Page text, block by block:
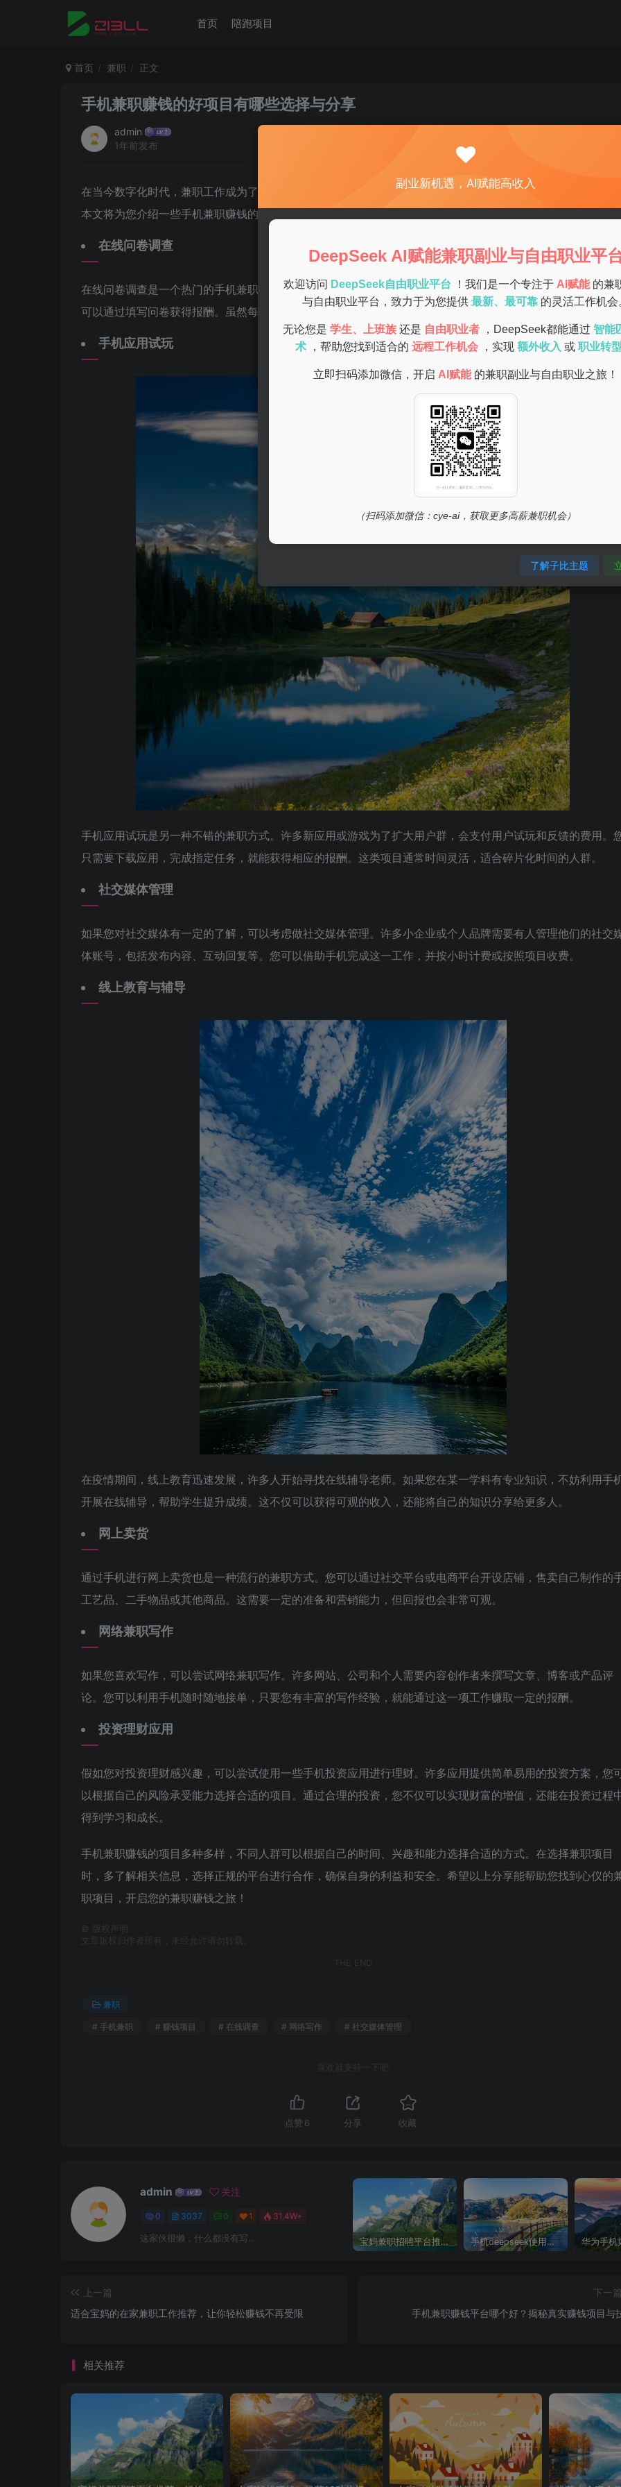
首页 陪跑项目
首页 兼职 正文
手机兼职赚钱的好项目有哪些选择与分享
admin
1年前发布
在当今数字化时代，兼职工作成为了许多人的选择之一。尤其是手机兼职，不仅方便而且灵活，适合不同人群
本文将为您介绍一些手机兼职赚钱的好项目，希望能帮助您找到合适的副业。
在线问卷调查
在线问卷调查是一个热门的手机兼职项目。许多公司希望通过调研了解消费者的偏好，从而改进产品或服务。
可以通过填写问卷获得报酬。虽然每份问卷的收益不高，但积少成多，长期坚持还是能够赚到一笔额外的收入
手机应用试玩
手机应用试玩是另一种不错的兼职方式。许多新应用或游戏为了扩大用户群，会支付用户试玩和反馈的费用。
只需要下载应用，完成指定任务，就能获得相应的报酬。这类项目通常时间灵活，适合碎片化时间的人群。
社交媒体管理
如果您对社交媒体有一定的了解，可以考虑做社交媒体管理。许多小企业或个人品牌需要有人管理他们的社交
体账号，包括发布内容、互动回复等。您可以借助手机完成这一工作，并按小时计费或按照项目收费。
线上教育与辅导
在疫情期间，线上教育迅速发展，许多人开始寻找在线辅导老师。如果您在某一学科有专业知识，不妨利用手
开展在线辅导，帮助学生提升成绩。这不仅可以获得可观的收入，还能将自己的知识分享给更多人。
网上卖货
通过手机进行网上卖货也是一种流行的兼职方式。您可以通过社交平台或电商平台开设店铺，售卖自己制作的
工艺品、二手物品或其他商品。这需要一定的准备和营销能力，但回报也会非常可观。
网络兼职写作
如果您喜欢写作，可以尝试网络兼职写作。许多网站、公司和个人需要内容创作者来撰写文章、博客或产品评
论。您可以利用手机随时随地接单，只要您有丰富的写作经验，就能通过这一项工作赚取一定的报酬。
投资理财应用
假如您对投资理财感兴趣，可以尝试使用一些手机投资应用进行理财。许多应用提供简单易用的投资方案，您
以根据自己的风险承受能力选择合适的项目。通过合理的投资，您不仅可以实现财富的增值，还能在投资过程
得到学习和成长。
手机兼职赚钱的项目多种多样，不同人群可以根据自己的时间、兴趣和能力选择合适的方式。在选择兼职项目
时，多了解相关信息，选择正规的平台进行合作，确保自身的利益和安全。希望以上分享能帮助您找到心仪的
职项目，开启您的兼职赚钱之旅！
©
版权声明
文章版权归作者所有，未经允许请勿转载。
THE END
兼职
# 手机兼职 # 赚钱项目 # 在线调查 # 网络写作 # 社交媒体管理
喜欢就支持一下吧
点赞 6 分享 收藏
admin 关注
0 3037 0 1 31.4W+
这家伙很懒，什么都没有写... 宝妈兼职招聘平台推荐，轻松找到理想工作！ 手机deepseek使用全攻略，轻松实现画图与炒股功能
上一篇
适合宝妈的在家兼职工作推荐，让你轻松赚钱不再受限
下一
手机兼职赚钱平台哪个好？揭秘真实赚钱项目与
相关推荐
副业新机遇，AI赋能高收入
DeepSeek AI赋能兼职副业与自由职业平
欢迎访问 DeepSeek自由职业平台 ！我们是一个专注于 AI赋能 的兼
与自由职业平台，致力于为您提供 最新、最可靠 的灵活工作机会
无论您是 学生、上班族 还是 自由职业者 ，DeepSeek都能通过 智能
术
，帮助您找到适合的 远程工作机会 ，实现 额外收入 或 职业转
立即扫码添加微信，开启 AI赋能 的兼职副业与自由职业之旅！
（扫码添加微信：cye-ai，获取更多高薪兼职机会）
了解子比主题